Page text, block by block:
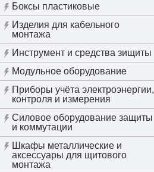
Боксы пластиковые
Изделия для кабельного
монтажа
Инструмент и средства зищиты
Модульное оборудование
Приборы учёта электроэнергии,
контроля и измерения
Силовое оборудование защиты
и коммутации
Шкафы металлические и
аксессуары для щитового
монтажа